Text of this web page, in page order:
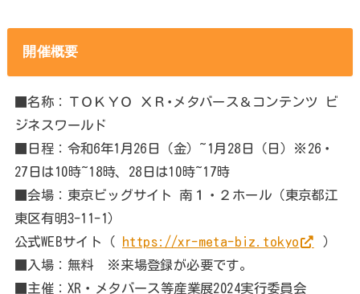
開催概要
■名称：ＴＯＫＹＯ ＸＲ･メタバース＆コンテンツ ビ
ジネスワールド
■日程：令和6年1月26日（金）~1月28日（日）※26・
27日は10時~18時、28日は10時~17時
■会場：東京ビッグサイト 南１・２ホール（東京都江
東区有明3-11-1）
公式WEBサイト（ https://xr-meta-biz.tokyo
）
■入場：無料 ※来場登録が必要です。
■主催：XR・メタバース等産業展2024実行委員会